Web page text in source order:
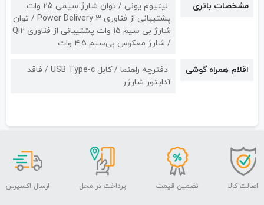
مشخصات باتری
لیتیوم یونی / توان شارژ سیمی 25 وات
پشتیبانی از فناوری Power Delivery 3 / توان
شارژ بی سیم 15 وات پشتیبانی از فناوری Qi2
/ شارژ معکوس بی‌سیم 4.5 وات
اقلام همراه گوشی
دفترچه راهنما / کابل USB Type-c / فاقد
آداپتور شارژر
اصالت کالا تضمین قیمت پرداخت در محل ارسال اکسپرس